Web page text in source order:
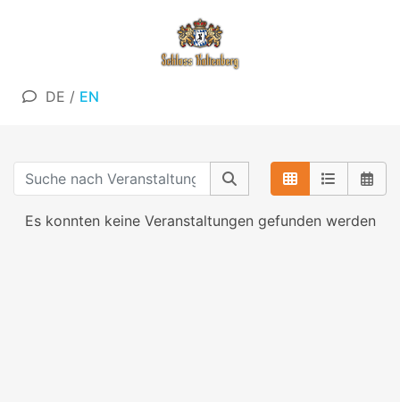
DE / EN
Es konnten keine Veranstaltungen gefunden werden